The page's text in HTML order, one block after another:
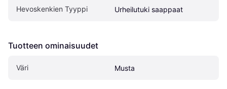
Hevoskenkien Tyyppi Urheilutuki saappaat
Tuotteen ominaisuudet
Väri Musta